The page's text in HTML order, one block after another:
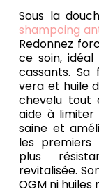
Sous la
shampoing
Redonnez
ce soin,
cassants. Sa
vera et huile
chevelu tout
aide à limiter
saine et
les premiers
plus
revitalisée.
OGM ni huiles